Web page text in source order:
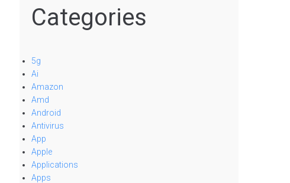
Categories
5g
Ai
Amazon
Amd
Android
Antivirus
App
Apple
Applications
Apps